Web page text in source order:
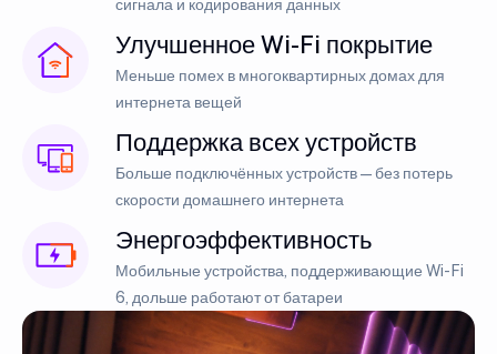
сигнала и кодирования данных
Улучшенное Wi-Fi покрытие
Меньше помех в многоквартирных домах для
интернета вещей
Поддержка всех устройств
Больше подключённых устройств — без потерь
скорости домашнего интернета
Энергоэффективность
Мобильные устройства, поддерживающие Wi-Fi
6, дольше работают от батареи